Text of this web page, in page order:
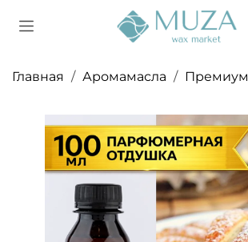
Главная Аромамасла Премиум